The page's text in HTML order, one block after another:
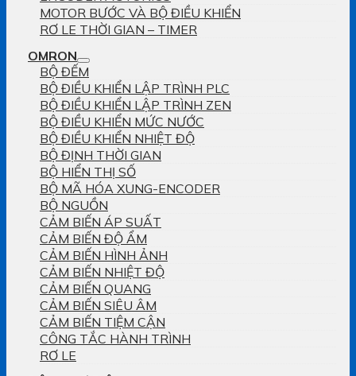
MOTOR BƯỚC VÀ BỘ ĐIỀU KHIỂN
RƠ LE THỜI GIAN – TIMER
OMRON
BỘ ĐẾM
BỘ ĐIỀU KHIỂN LẬP TRÌNH PLC
BỘ ĐIỀU KHIỂN LẬP TRÌNH ZEN
BỘ ĐIỀU KHIỂN MỨC NƯỚC
BỘ ĐIỀU KHIỂN NHIỆT ĐỘ
BỘ ĐỊNH THỜI GIAN
BỘ HIỂN THỊ SỐ
BỘ MÃ HÓA XUNG-ENCODER
BỘ NGUỒN
CẢM BIẾN ÁP SUẤT
CẢM BIẾN ĐỘ ẨM
CẢM BIẾN HÌNH ẢNH
CẢM BIẾN NHIỆT ĐỘ
CẢM BIẾN QUANG
CẢM BIẾN SIÊU ÂM
CẢM BIẾN TIỆM CẬN
CÔNG TẮC HÀNH TRÌNH
RƠ LE